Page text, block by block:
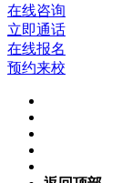
在线咨询
立即通话
在线报名
预约来校